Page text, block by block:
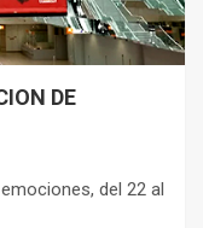
DE
del 22 al